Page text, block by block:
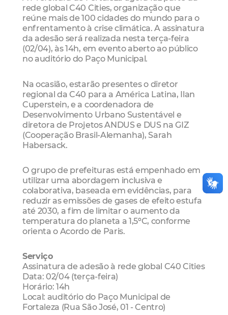
rede global C40 Cities, organização que
reúne mais de 100 cidades do mundo para o
enfrentamento à crise climática. A assinatura
da adesão será realizada nesta terça-feira
(02/04), às 14h, em evento aberto ao público
no auditório do Paço Municipal.
Na ocasião, estarão presentes o diretor
regional da C40 para a América Latina, Ilan
Cuperstein, e a coordenadora de
Desenvolvimento Urbano Sustentável e
diretora de Projetos ANDUS e DUS na GIZ
(Cooperação Brasil-Alemanha), Sarah
Habersack.
O grupo de prefeituras está empenhado em
utilizar uma abordagem inclusiva e
colaborativa, baseada em evidências, para
reduzir as emissões de gases de efeito estufa
até 2030, a fim de limitar o aumento da
temperatura do planeta a 1,5ºC, conforme
orienta o Acordo de Paris.
Serviço
Assinatura de adesão à rede global C40 Cities
Data: 02/04 (terça-feira)
Horário: 14h
Local: auditório do Paço Municipal de
Fortaleza (Rua São José, 01 - Centro)